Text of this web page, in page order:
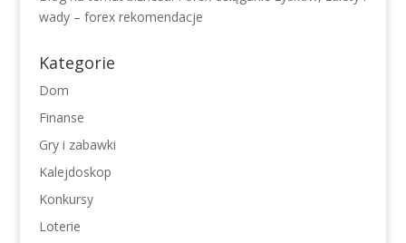
wady – forex rekomendacje
Kategorie
Dom
Finanse
Gry i zabawki
Kalejdoskop
Konkursy
Loterie